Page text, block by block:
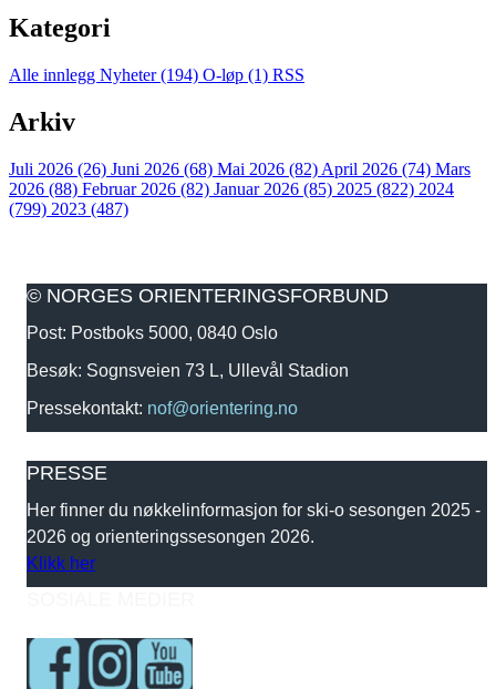
Kategori
Alle innlegg Nyheter (194) O-løp (1) RSS
Arkiv
Juli 2026 (26) Juni 2026 (68) Mai 2026 (82) April 2026 (74) Mars
2026 (88) Februar 2026 (82) Januar 2026 (85) 2025 (822) 2024
(799) 2023 (487)
© NORGES ORIENTERINGSFORBUND
Post: Postboks 5000, 0840 Oslo
Besøk: Sognsveien 73 L, Ullevål Stadion
Pressekontakt: nof@orientering.no
PRESSE
Her finner du nøkkelinformasjon for ski-o sesongen 2025 -
2026 og orienteringssesongen 2026.
Klikk her